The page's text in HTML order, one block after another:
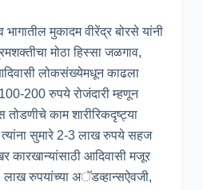
भागातील मुकादम वीरेंद्र बोरसे यांनी
मोठा हिस्सा जळगाव,
लोकसंख्येमधून काढला
200 रुपये रोजंदारी म्हणून
काम शारीरिकदृष्ट्या
सुमारे 2-3 लाख रुपये सहज
कारखान्यांसाठी आदिवासी मजूर
लाख रुपयांच्या अॅडव्हान्सऐवजी,